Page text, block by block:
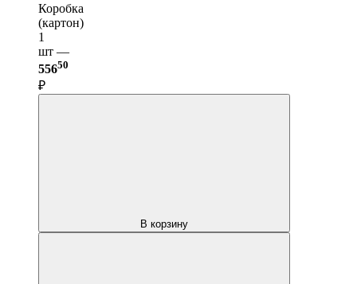
Коробка
(картон)
1
шт —
55650
₽
В корзину